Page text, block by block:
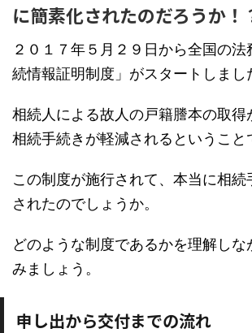
に簡素化されたのだろうか！
２０１７年５月２９日から全国の法
続情報証明制度」がスタートしまし
相続人による故人の戸籍謄本の取得
相続手続きが軽減されるということ
この制度が施行されて、本当に相続
されたのでしょうか。
どのような制度であるかを理解しな
みましょう。
申し出から交付までの流れ